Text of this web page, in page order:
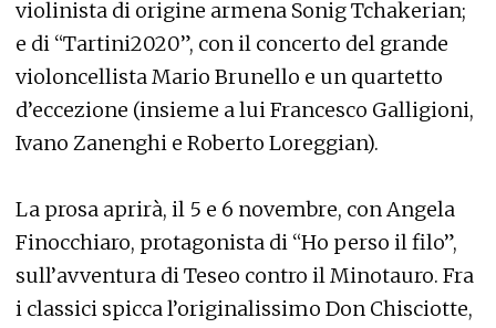
violinista di origine armena Sonig Tchakerian;
e di “Tartini2020”, con il concerto del grande
violoncellista Mario Brunello e un quartetto
d’eccezione (insieme a lui Francesco Galligioni,
Ivano Zanenghi e Roberto Loreggian).
La prosa aprirà, il 5 e 6 novembre, con Angela
Finocchiaro, protagonista di “Ho perso il filo”,
sull’avventura di Teseo contro il Minotauro. Fra
i classici spicca l’originalissimo Don Chisciotte,